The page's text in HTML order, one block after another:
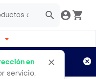
en
servicio,
Aplican TyC